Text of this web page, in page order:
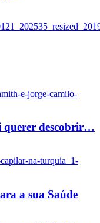
e-jorge-camilo-
querer descobrir…
na-turquia_1-
a sua Saúde